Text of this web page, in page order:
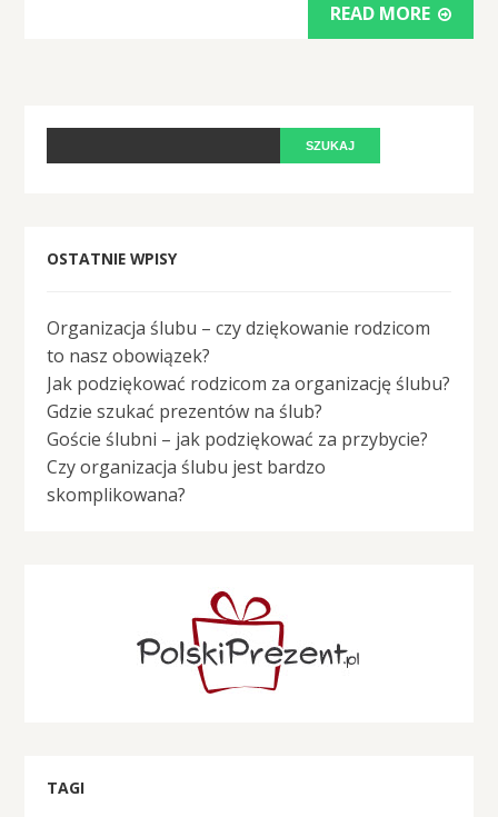
READ MORE
OSTATNIE WPISY
Organizacja ślubu – czy dziękowanie rodzicom
to nasz obowiązek?
Jak podziękować rodzicom za organizację ślubu?
Gdzie szukać prezentów na ślub?
Goście ślubni – jak podziękować za przybycie?
Czy organizacja ślubu jest bardzo
skomplikowana?
TAGI